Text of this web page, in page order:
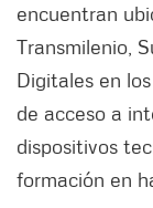
encuentran
Transmilenio,
Digitales en
de acceso a
dispositivos
formación en